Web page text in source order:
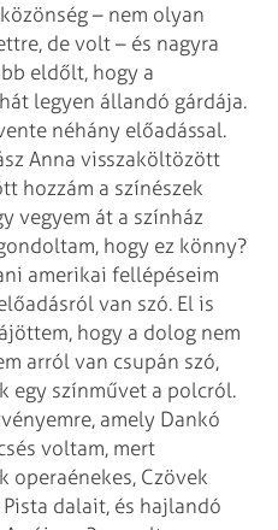
– nem olyan
de volt – és nagyra
eldőlt, hogy a
legyen állandó gárdája.
néhány előadással.
Anna visszaköltözött
hozzám a színészek
vegyem át a színház
hogy ez könny?
amerikai fellépéseim
van szó. El is
hogy a dolog nem
arról van csupán szó,
egy színművet a polcról.
amely Dankó
voltam, mert
operaénekes, Czövek
dalait, és hajlandó